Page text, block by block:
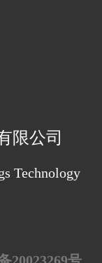
限公司
Technology